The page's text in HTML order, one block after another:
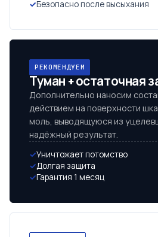
Безопасно после высыхания
РЕКОМЕНДУЕМ
Туман + остаточная
Дополнительно наносим
действием на поверхности
моль, выводящуюся из
надёжный результат.
Уничтожает потомство
Долгая защита
Гарантия 1 месяц